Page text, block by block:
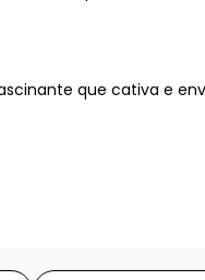
que cativa e